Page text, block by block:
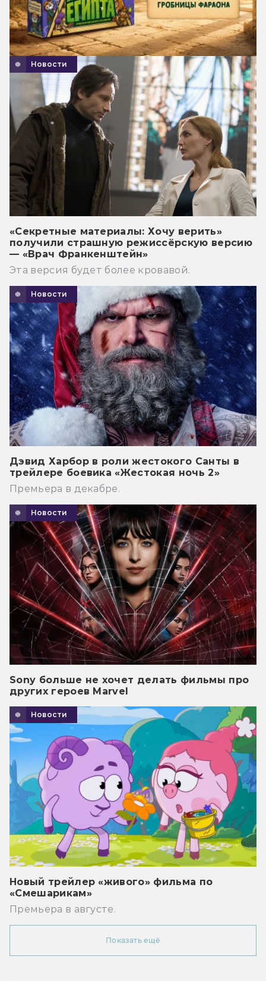
Новости
«Секретные материалы: Хочу верить»
получили страшную режиссёрскую версию
— «Врач Франкенштейн»
Эта версия будет более кровавой.
Новости
Дэвид Харбор в роли жестокого Санты в
трейлере боевика «Жестокая ночь 2»
Премьера в декабре.
Новости
Sony больше не хочет делать фильмы про
других героев Marvel
Новости
Новый трейлер «живого» фильма по
«Смешарикам»
Премьера в августе.
Показать ещё